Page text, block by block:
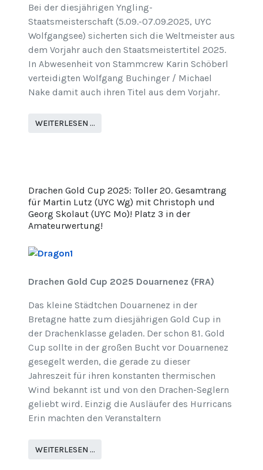
Bei der diesjährigen Yngling-
Staatsmeisterschaft (5.09.-07.09.2025, UYC
Wolfgangsee) sicherten sich die Weltmeister aus
dem Vorjahr auch den Staatsmeistertitel 2025.
In Abwesenheit von Stammcrew Karin Schöberl
verteidigten Wolfgang Buchinger / Michael
Nake damit auch ihren Titel aus dem Vorjahr.
WEITERLESEN …
Drachen Gold Cup 2025: Toller 20. Gesamtrang
für Martin Lutz (UYC Wg) mit Christoph und
Georg Skolaut (UYC Mo)! Platz 3 in der
Amateurwertung!
Drachen Gold Cup 2025 Douarnenez (FRA)
Das kleine Städtchen Douarnenez in der
Bretagne hatte zum diesjährigen Gold Cup in
der Drachenklasse geladen. Der schon 81. Gold
Cup sollte in der großen Bucht vor Douarnenez
gesegelt werden, die gerade zu dieser
Jahreszeit für ihren konstanten thermischen
Wind bekannt ist und von den Drachen-Seglern
geliebt wird. Einzig die Ausläufer des Hurricans
Erin machten den Veranstaltern
WEITERLESEN …